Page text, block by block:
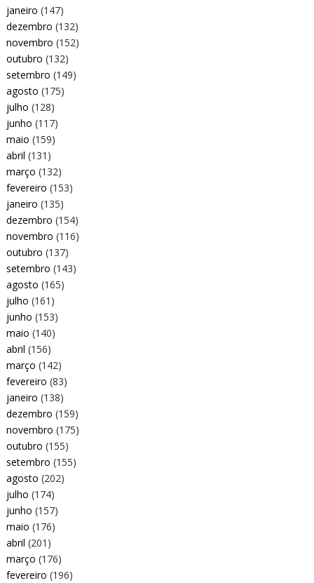
janeiro (147)
dezembro (132)
novembro (152)
outubro (132)
setembro (149)
agosto (175)
julho (128)
junho (117)
maio (159)
abril (131)
março (132)
fevereiro (153)
janeiro (135)
dezembro (154)
novembro (116)
outubro (137)
setembro (143)
agosto (165)
julho (161)
junho (153)
maio (140)
abril (156)
março (142)
fevereiro (83)
janeiro (138)
dezembro (159)
novembro (175)
outubro (155)
setembro (155)
agosto (202)
julho (174)
junho (157)
maio (176)
abril (201)
março (176)
fevereiro (196)